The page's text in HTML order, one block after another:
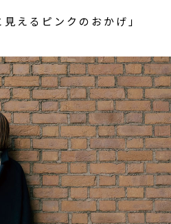
見えるピンクのおかげ」